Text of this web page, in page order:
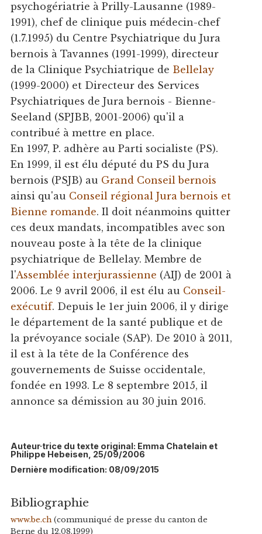
psychogériatrie à Prilly-Lausanne (1989-
1991), chef de clinique puis médecin-chef
(1.7.1995) du Centre Psychiatrique du Jura
bernois à Tavannes (1991-1999), directeur
de la Clinique Psychiatrique de Bellelay
(1999-2000) et Directeur des Services
Psychiatriques de Jura bernois - Bienne-
Seeland (SPJBB, 2001-2006) qu'il a
contribué à mettre en place.
En 1997, P. adhère au Parti socialiste (PS).
En 1999, il est élu député du PS du Jura
bernois (PSJB) au Grand Conseil bernois
ainsi qu'au Conseil régional Jura bernois et
Bienne romande. Il doit néanmoins quitter
ces deux mandats, incompatibles avec son
nouveau poste à la tête de la clinique
psychiatrique de Bellelay. Membre de
l'Assemblée interjurassienne (AIJ) de 2001 à
2006. Le 9 avril 2006, il est élu au Conseil-
exécutif. Depuis le 1er juin 2006, il y dirige
le département de la santé publique et de
la prévoyance sociale (SAP). De 2010 à 2011,
il est à la tête de la Conférence des
gouvernements de Suisse occidentale,
fondée en 1993. Le 8 septembre 2015, il
annonce sa démission au 30 juin 2016.
Auteur·trice du texte original: Emma Chatelain et
Philippe Hebeisen, 25/09/2006
Dernière modification: 08/09/2015
Bibliographie
www.be.ch(communiqué de presse du canton de
Berne du 12.08.1999)